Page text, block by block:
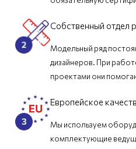
Собственный отдел
Модельный ряд
дизайнеров. При
проектами они
Европейское
Мы используем
комплектующие